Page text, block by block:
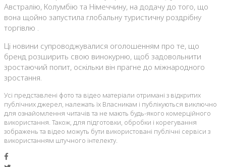
Австралію, Колумбію та Німеччину, на додачу до того, що
вона щойно запустила глобальну туристичну роздрібну
торгівлю .
Ці новини супроводжувалися оголошенням про те, що
бренд розширить свою винокурню, щоб задовольнити
зростаючий попит, оскільки він прагне до міжнародного
зростання.
Усі представлені фото та відео матеріали отримані з відкритих
публічних джерел, належать їх Власникам і публікуються виключно
для ознайомлення читачів та не мають будь-якого комерційного
використання. Також, для підготовки, обробки і корегування
зображень та відео можуть бути використовані публічні сервіси з
використанням штучного інтелекту.